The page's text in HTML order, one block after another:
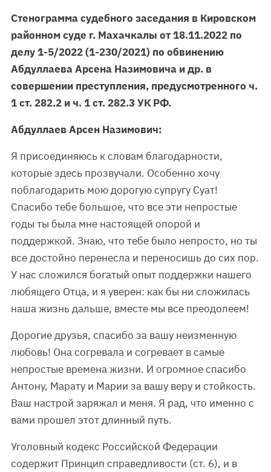
Стенограмма судебного заседания в Кировском
районном суде г. Махачкалы от 18.11.2022 по
делу 1-5/2022 (1-230/2021) по обвинению
Абдуллаева Арсена Назимовича и др. в
совершении преступления, предусмотренного ч.
1 ст. 282.2 и ч. 1 ст. 282.3 УК РФ.
Абдуллаев Арсен Назимович:
Я присоединяюсь к словам благодарности,
которые здесь прозвучали. Особенно хочу
поблагодарить мою дорогую супругу Суат!
Спасибо тебе большое, что все эти непростые
годы ты была мне настоящей опорой и
поддержкой. Знаю, что тебе было непросто, но ты
все достойно перенесла и переносишь до сих пор.
У нас сложился богатый опыт поддержки нашего
любящего Отца, и я уверен: как бы ни сложилась
наша жизнь дальше, вместе мы все преодолеем!
Дорогие друзья, спасибо за вашу неизменную
любовь! Она согревала и согревает в самые
непростые времена жизни. И огромное спасибо
Антону, Марату и Марии за вашу веру и стойкость.
Ваш настрой заряжал и меня. Я рад, что именно с
вами прошел этот длинный путь.
Уголовный кодекс Российской Федерации
содержит Принцип справедливости (ст. 6), и в